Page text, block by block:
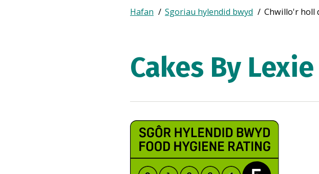
Breadcrumb
Expand
breadcrumb
Hafan Sgoriau hylendid bwyd Chwillo'r holl
Cakes By Lexie